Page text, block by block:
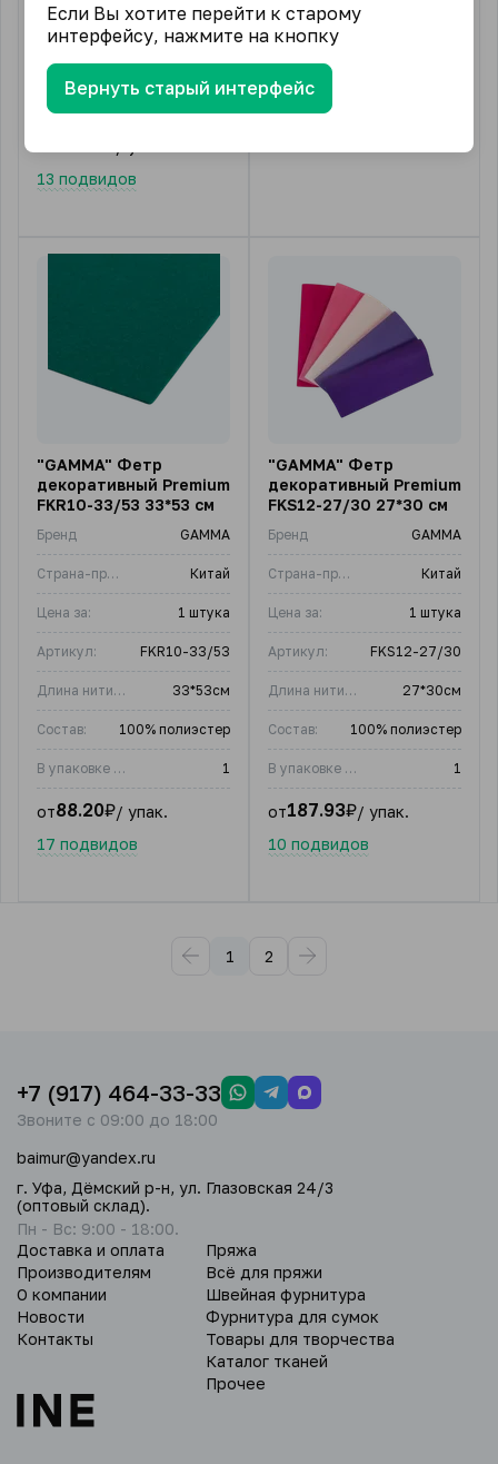
Длина нити, м: 38*47см
Состав: 100% полиэстер
В упаковке (шт)
13 подвидов
Длина нити, м:
Состав:
187.93
"GAMMA" Фетр
декоративный Premium
FKR10-33/53 33*53 см
Бренд GAMMA
Страна-производитель Китай
Цена за: 1 штука
Артикул: FKR10-33/53
Длина нити, м: 33*53см
Состав: 100% полиэстер
В упаковке (шт) 1
от88.20₽/ упак.
17 подвидов
"GAMMA" Фетр
декоративный Premium
FKS12-27/30 27*30 см
Бренд GAMMA
Страна-производитель Китай
Цена за: 1 штука
Артикул: FKS12-27/30
Длина нити, м: 27*30см
Состав: 100% полиэстер
В упаковке (шт) 1
от187.93₽/ упак.
10 подвидов
1 2
Доставка и оплата
Производителям
О компании
Новости
Контакты
Пряжа
Всё для пряжи
Швейная фурнитура
Фурнитура для сумок
Товары для творчества
Каталог тканей
Прочее
+7 (917) 464-33-33
Звоните с 09:00 до 18:00
baimur@yandex.ru
г. Уфа, Дёмский р-н, ул. Глазовская 24/3
(оптовый склад).
Пн - Вс: 9:00 - 18:00.
Если Вы хотите перейти к старому
интерфейсу, нажмите на кнопку
Вернуть старый интерфейс